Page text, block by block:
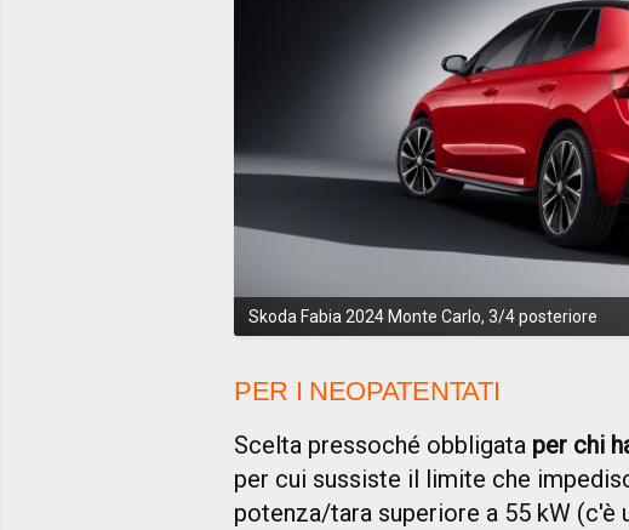
Skoda Fabia 2024 Monte Carlo, 3/4 posteriore
PER I NEOPATENTATI
Scelta pressoché obbligata per chi
per cui sussiste il limite che
potenza/tara superiore a 55 kW (c'è